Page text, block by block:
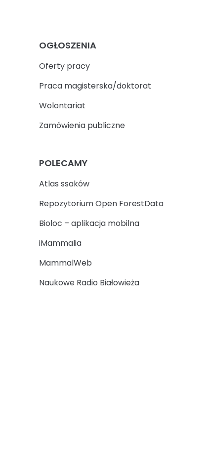
OGŁOSZENIA
Oferty pracy
Praca magisterska/doktorat
Wolontariat
Zamówienia publiczne
POLECAMY
Atlas ssaków
Repozytorium Open ForestData
Bioloc – aplikacja mobilna
iMammalia
MammalWeb
Naukowe Radio Białowieża